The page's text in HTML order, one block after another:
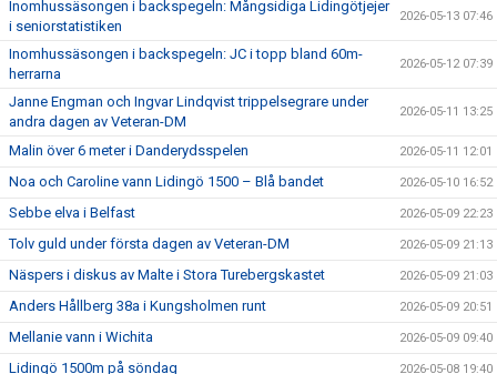
Inomhussäsongen i backspegeln: Mångsidiga Lidingötjejer
i seniorstatistiken
2026-05-13 07:46
Inomhussäsongen i backspegeln: JC i topp bland 60m-
herrarna
2026-05-12 07:39
Janne Engman och Ingvar Lindqvist trippelsegrare under
andra dagen av Veteran-DM
2026-05-11 13:25
Malin över 6 meter i Danderydsspelen 2026-05-11 12:01
Noa och Caroline vann Lidingö 1500 – Blå bandet 2026-05-10 16:52
Sebbe elva i Belfast 2026-05-09 22:23
Tolv guld under första dagen av Veteran-DM 2026-05-09 21:13
Näspers i diskus av Malte i Stora Turebergskastet 2026-05-09 21:03
Anders Hållberg 38a i Kungsholmen runt 2026-05-09 20:51
Mellanie vann i Wichita 2026-05-09 09:40
Lidingö 1500m på söndag 2026-05-08 19:40